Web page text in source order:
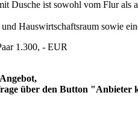
Dusche ist sowohl vom Flur als
Hauswirtschaftsraum sowie
1.300, - EUR
über den Button